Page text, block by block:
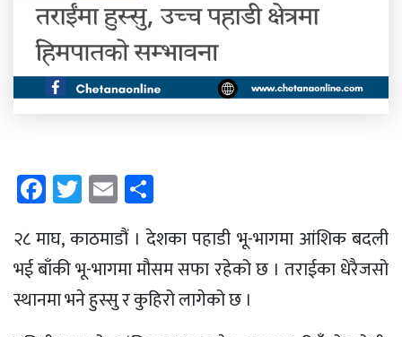
Facebook
Twitter
Email
२८ माघ, काठमाडौं । देशका पहाडी भू-भागमा आंशिक बदली
भई बाँकी भू-भागमा मौसम सफा रहेको छ । तराईका धेरैजसो
स्थानमा भने हुस्सु र कुहिरो लागेको छ ।